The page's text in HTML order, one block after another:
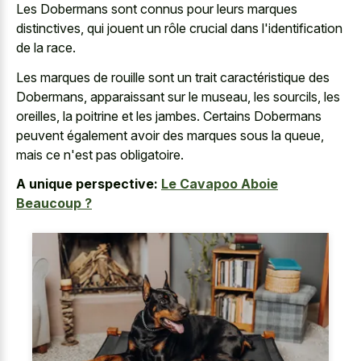
Les Dobermans sont connus pour leurs marques
distinctives, qui jouent un rôle crucial dans l'identification
de la race.
Les marques de rouille sont un trait caractéristique des
Dobermans, apparaissant sur le museau, les sourcils, les
oreilles, la poitrine et les jambes. Certains Dobermans
peuvent également avoir des marques sous la queue,
mais ce n'est pas obligatoire.
A unique perspective: Le Cavapoo Aboie
Beaucoup ?